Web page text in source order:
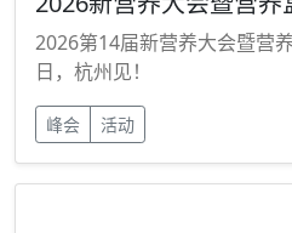
2026第14届新营养大会暨营
日，杭州见！
峰会 活动